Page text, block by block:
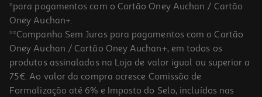
*para pagamentos com o Cartão Oney Auchan / Cartão
Oney Auchan+.
**Campanha Sem Juros para pagamentos com o Cartão
Oney Auchan / Cartão Oney Auchan+, em todos os
produtos assinalados na Loja de valor igual ou superior a
75€. Ao valor da compra acresce Comissão de
Formalização até 6% e Imposto do Selo, incluídos nas